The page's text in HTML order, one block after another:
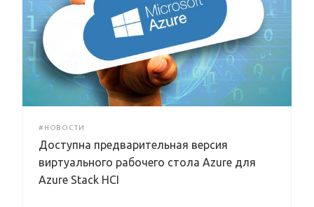
#НОВОСТИ
Доступна предварительная версия
виртуального рабочего стола Azure для
Azure Stack HCI